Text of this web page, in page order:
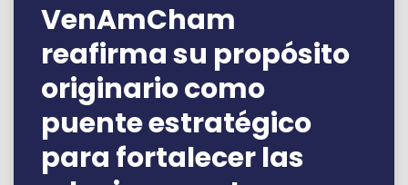
VenAmCham
reafirma su propósito
originario como
puente estratégico
para fortalecer las